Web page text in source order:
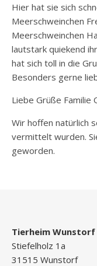
Hier hat sie sich
Meerschweinchen
Meerschweinchen
lautstark quiekend
hat sich toll in die
Besonders gerne
Liebe Grüße Familie
Wir hoffen natürlich
vermittelt wurden.
geworden.
Tierheim Wunstorf
Stiefelholz 1a
31515 Wunstorf